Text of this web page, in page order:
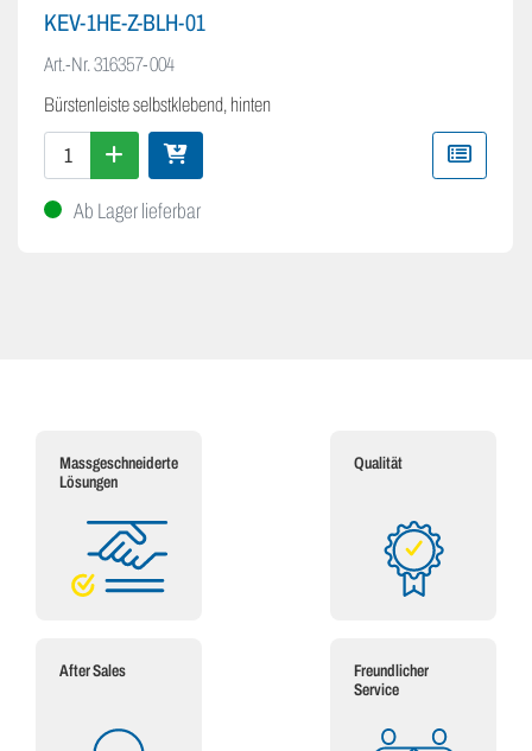
KEV-1HE-Z-BLH-01
Art.-Nr.316357-004
Bürstenleiste selbstklebend, hinten
Ab Lager lieferbar
Massgeschneiderte
Lösungen
Qualität
After Sales
Freundlicher
Service